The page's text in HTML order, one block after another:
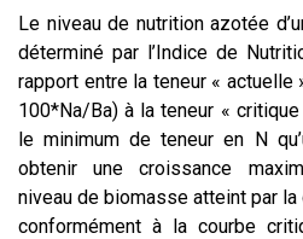
Le niveau de nutrition azotée
déterminé par l’Indice de
rapport entre la teneur « actuelle
100*Na/Ba) à la teneur «
le minimum de teneur en N
obtenir une croissance
niveau de biomasse atteint par la
conformément à la courbe